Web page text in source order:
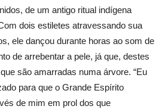
de um antigo ritual indígena
dois estiletes atravessando sua
ele dançou durante horas ao som de
de arrebentar a pele, já que, destes
são amarradas numa árvore. “Eu
para que o Grande Espírito
de mim em prol dos que